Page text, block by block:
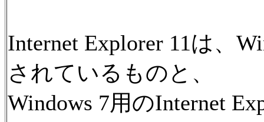
Internet Explorer 11は、
されているものと、
Windows 7用のInternet